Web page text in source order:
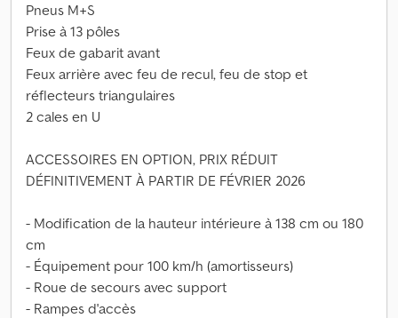
Pneus M+S
Prise à 13 pôles
Feux de gabarit avant
Feux arrière avec feu de recul, feu de stop et
réflecteurs triangulaires
2 cales en U
ACCESSOIRES EN OPTION, PRIX RÉDUIT
DÉFINITIVEMENT À PARTIR DE FÉVRIER 2026
- Modification de la hauteur intérieure à 138 cm ou 180
cm
- Équipement pour 100 km/h (amortisseurs)
- Roue de secours avec support
- Rampes d'accès